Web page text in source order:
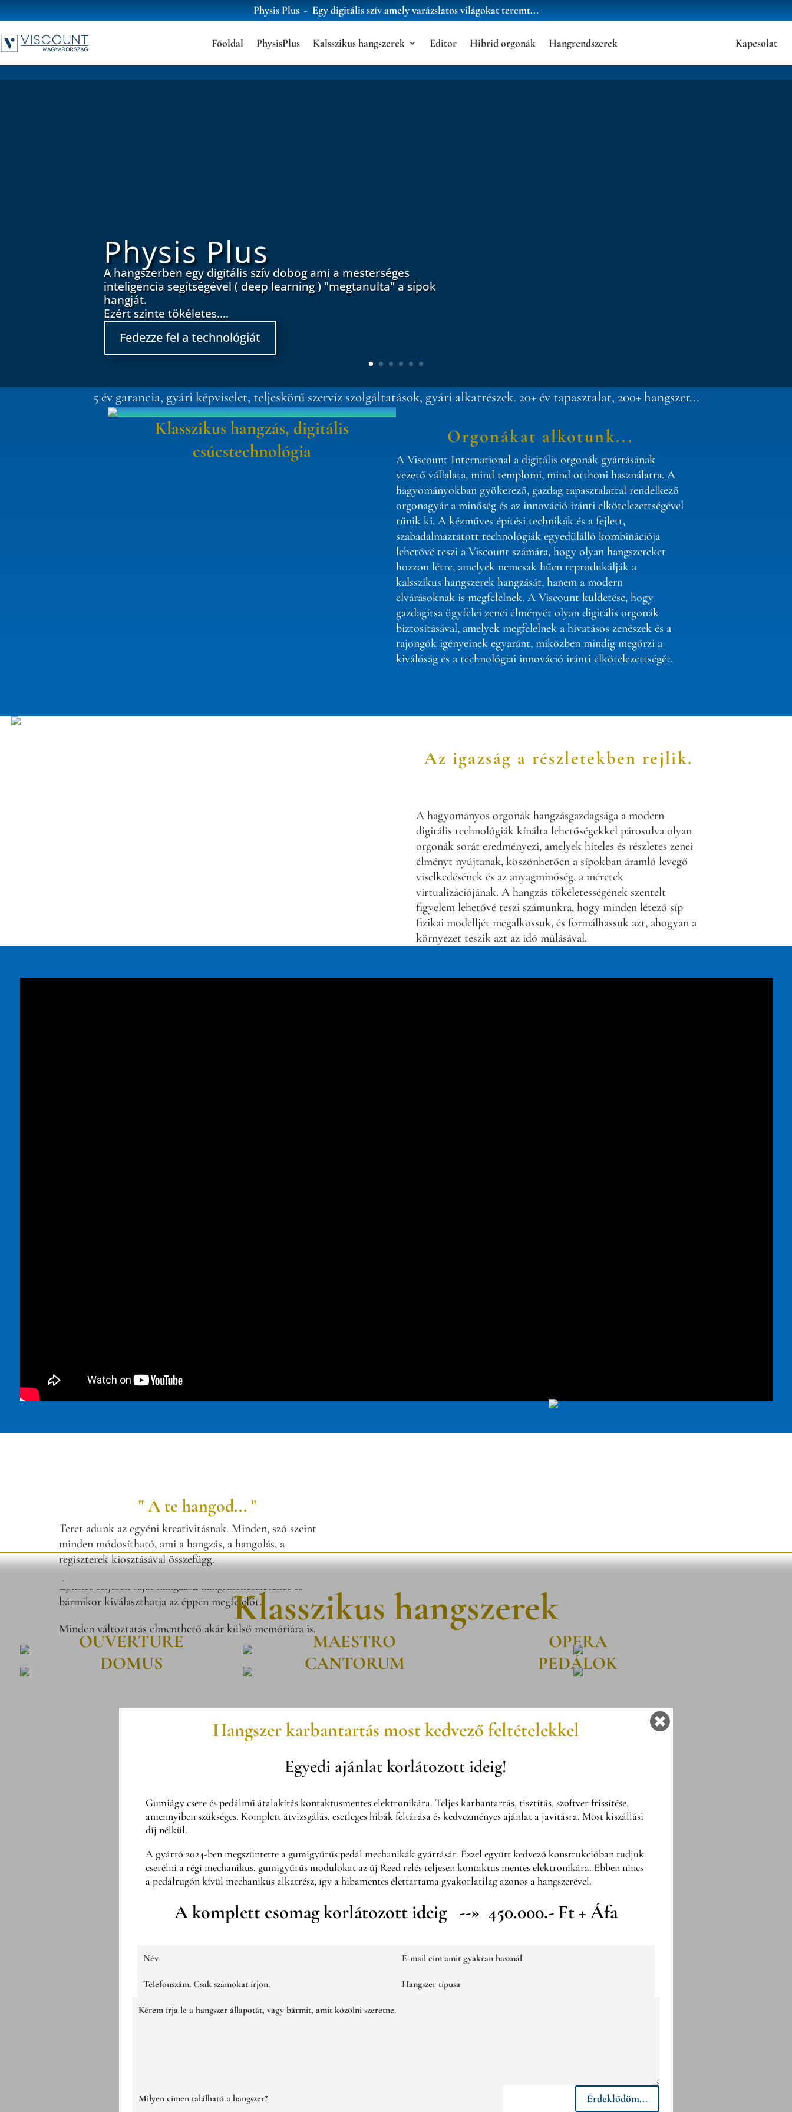
Physis Plus - Egy digitális szív amely varázslatos világokat teremt...
Főoldal PhysisPlus Kalsszikus hangszerek Editor Hibrid orgonák Hangrendszerek Kapcsolat
Physis Plus
A hangszerben egy digitális szív dobog ami a mesterséges
inteligencia segítségével ( deep learning ) "megtanulta" a sípok
hangját.
Ezért szinte tökéletes....
Fedezze fel a technológiát
5 év garancia, gyári képviselet, teljeskörű szervíz szolgáltatások, gyári alkatrészek. 20+ év tapasztalat, 200+ hangszer...
Klasszikus hangzás, digitális
csúcstechnológia
Orgonákat alkotunk...
A Viscount International a digitális orgonák gyártásának
vezető vállalata, mind templomi, mind otthoni használatra. A
hagyományokban gyökerező, gazdag tapasztalattal rendelkező
orgonagyár a minőség és az innováció iránti elkötelezettségével
tűnik ki. A kézműves építési technikák és a fejlett,
szabadalmaztatott technológiák egyedülálló kombinációja
lehetővé teszi a Viscount számára, hogy olyan hangszereket
hozzon létre, amelyek nemcsak hűen reprodukálják a
kalsszikus hangszerek hangzását, hanem a modern
elvárásoknak is megfelelnek. A Viscount küldetése, hogy
gazdagítsa ügyfelei zenei élményét olyan digitális orgonák
biztosításával, amelyek megfelelnek a hivatásos zenészek és a
rajongók igényeinek egyaránt, miközben mindig megőrzi a
kiválóság és a technológiai innováció iránti elkötelezettségét.
Az igazság a részletekben rejlik.
A hagyományos orgonák hangzásgazdagsága a modern
digitális technológiák kínálta lehetőségekkel párosulva olyan
orgonák sorát eredményezi, amelyek hiteles és részletes zenei
élményt nyújtanak, köszönhetően a sípokban áramló levegő
viselkedésének és az anyagminőség, a méretek
virtualizációjának. A hangzás tökéletességének szentelt
figyelem lehetővé teszi számunkra, hogy minden létező síp
fizikai modelljét megalkossuk, és formálhassuk azt, ahogyan a
környezet teszik azt az idő múlásával.
" A te hangod... "
Teret adunk az egyéni kreativitásnak. Minden, szó szeint
minden módosítható, ami a hangzás, a hangolás, a
regiszterek kiosztásával összefügg.
Építhet teljesen saját hangzású hangszerkészleteket és
bármikor kiválaszthatja az éppen megfelelőt.
Minden változtatás elmenthető akár külsö memóriára is.Klasszikus hangszerek
OUVERTURE MAESTRO
OPERA
DOMUS
CANTORUM PEDÁLOK
Hangszer karbantartás most kedvező feltételekkel
Egyedi ajánlat korlátozott ideig!
Gumiágy csere és pedálmű átalakítás kontaktusmentes elektronikára. Teljes karbantartás, tisztítás, szoftver frissítése,
amennyiben szükséges. Komplett átvizsgálás, esetleges hibák feltárása és kedvezményes ajánlat a javításra. Most kiszállási
díj nélkül.
A gyártó 2024-ben megszüntette a gumigyűrűs pedál mechanikák gyártását. Ezzel együtt kedvező konstrukcióban tudjuk
cserélni a régi mechanikus, gumigyűrűs modulokat az új Reed relés teljesen kontaktus mentes elektronikára. Ebben nincs
a pedálrugón kívül mechanikus alkatrész, így a hibamentes élettartama gyakorlatilag azonos a hangszerével.
A komplett csomag korlátozott ideig --» 450.000.- Ft + Áfa
Érdeklődöm...
